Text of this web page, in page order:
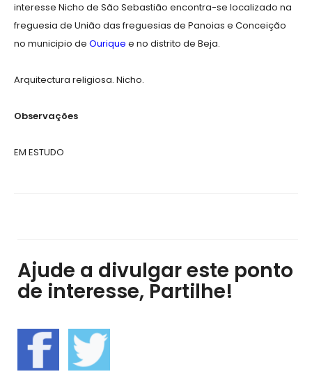
interesse Nicho de São Sebastião encontra-se localizado na
freguesia de União das freguesias de Panoias e Conceição
no municipio de Ourique e no distrito de Beja.
Arquitectura religiosa. Nicho.
Observações
EM ESTUDO
Ajude a divulgar este ponto
de interesse, Partilhe!